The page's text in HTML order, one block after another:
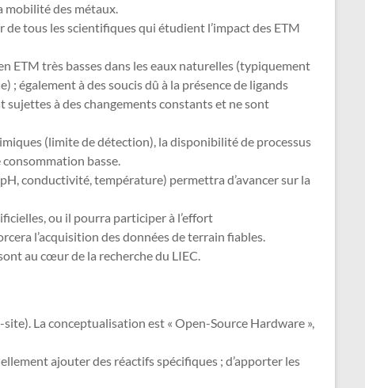
mobilité des métaux.
tous les scientifiques qui étudient l’impact des ETM
ETM très basses dans les eaux naturelles (typiquement
également à des soucis dû à la présence de ligands
sujettes à des changements constants et ne sont
(limite de détection), la disponibilité de processus
basse.
conductivité, température) permettra d’avancer sur la
ou il pourra participer à l’effort
l’acquisition des données de terrain fiables.
au cœur de la recherche du LIEC.
La conceptualisation est « Open-Source Hardware »,
ajouter des réactifs spécifiques ; d’apporter les